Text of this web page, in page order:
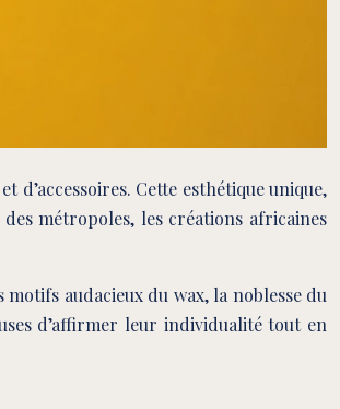
Cette esthétique unique,
métropoles, les créations africaines
audacieux du wax, la noblesse du
d’affirmer leur individualité tout en